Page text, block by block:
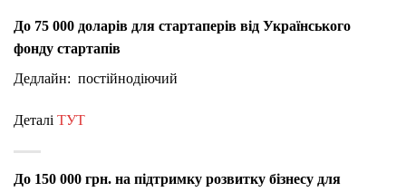
До 75 000 доларів для стартаперів від Українського
фонду стартапів
Дедлайн: постійнодіючий
Деталі ТУТ
До 150 000 грн. на підтримку розвитку бізнесу для